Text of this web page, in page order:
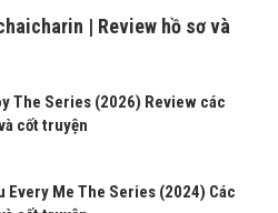
| Review hồ sơ và
The Series (2026) Review các
cốt truyện
Every Me The Series (2024) Các